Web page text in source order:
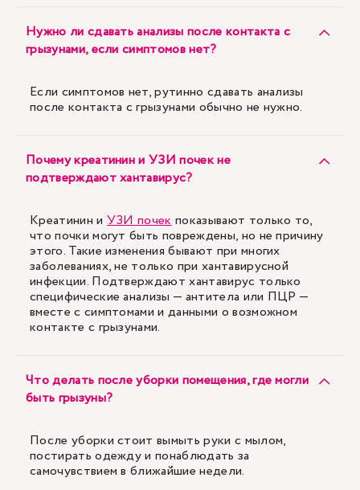
Нужно ли сдавать анализы после контакта с
грызунами, если симптомов нет?
Если симптомов нет, рутинно сдавать анализы
после контакта с грызунами обычно не нужно.
Почему креатинин и УЗИ почек не
подтверждают хантавирус?
Креатинин иУЗИ почекпоказывают только то,
что почки могут быть повреждены, но не причину
этого. Такие изменения бывают при многих
заболеваниях, не только при хантавирусной
инфекции. Подтверждают хантавирус только
специфические анализы — антитела или ПЦР —
вместе с симптомами и данными о возможном
контакте с грызунами.
Что делать после уборки помещения, где могли
быть грызуны?
После уборки стоит вымыть руки с мылом,
постирать одежду и понаблюдать за
самочувствием в ближайшие недели.